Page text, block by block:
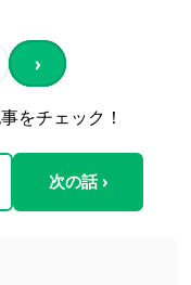
›
をチェック！
次の話 ›